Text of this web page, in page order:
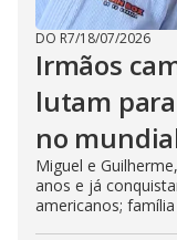
DO R7/18/07/2026
Irmãos
lutam
no
Miguel e
anos e já
americanos;